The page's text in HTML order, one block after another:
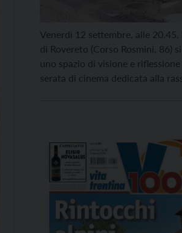
Venerdì 12 settembre, alle
di Rovereto (Corso Rosmini, 86)
uno spazio di visione e
serata di cinema dedicata alla